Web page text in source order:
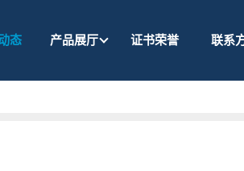
态 产品展厅 证书荣誉 联系